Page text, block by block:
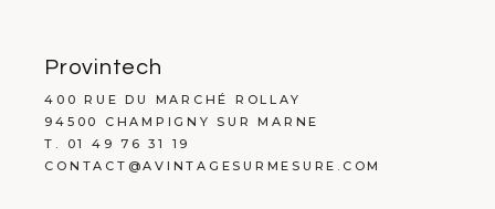
Provintech
400 RUE DU MARCHÉ ROLLAY
94500 CHAMPIGNY SUR MARNE
T. 01 49 76 31 19
CONTACT@AVINTAGESURMESURE.COM